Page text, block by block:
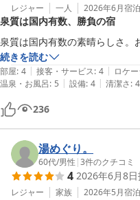
レジャー 一人 2026年6月宿泊
泉質は国内有数、勝負の宿
泉質は国内有数の素晴らしさ。
続きを読む
部屋: 4 | 接客・サービス: 4 | ロケ
温泉・お風呂: 5 | 設備: 4 | 清潔さ: 4
236
湯めぐり。
60代/男性 |3件のクチコミ
4 2026年6月8日
レジャー 家族 2026年5月宿泊